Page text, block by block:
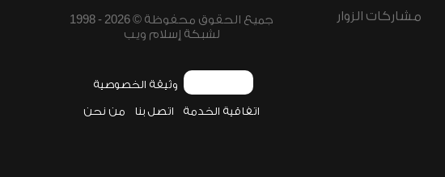
مشاركات الزوار
جميع الحقوق محفوظة © 2026 - 1998
لشبكة إسلام ويب
وثيقة الخصوصية
اتفاقية الخدمة اتصل بنا من نحن